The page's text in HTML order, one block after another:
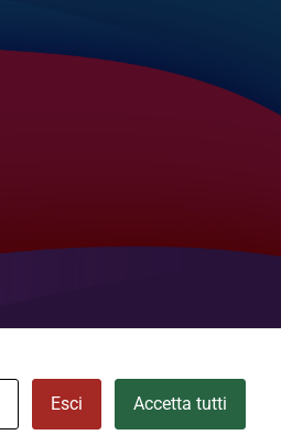
Esci Accetta tutti